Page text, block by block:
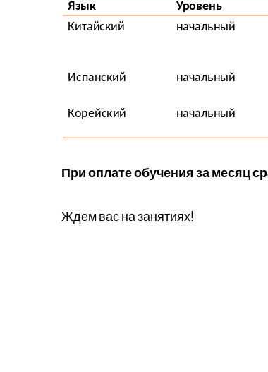
При оплате обучения за месяц
Ждем вас на занятиях!